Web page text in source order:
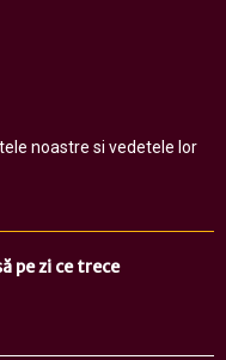
noastre si vedetele lor
pe zi ce trece